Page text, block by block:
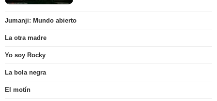
Jumanji: Mundo abierto
La otra madre
Yo soy Rocky
La bola negra
El motín